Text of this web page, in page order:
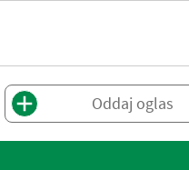
Oddaj oglas